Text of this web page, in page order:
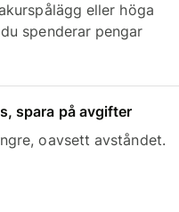
eller höga
spenderar pengar
spara på avgifter
oavsett avståndet.